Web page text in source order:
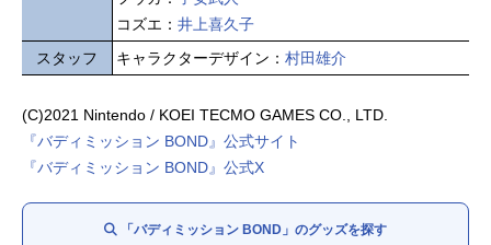
コズエ： 井上喜久子
スタッフ
キャラクターデザイン： 村田雄介
(C)2021 Nintendo / KOEI TECMO GAMES CO., LTD.
『バディミッション BOND』公式サイト
『バディミッション BOND』公式X
「バディミッション BOND」のグッズを探す